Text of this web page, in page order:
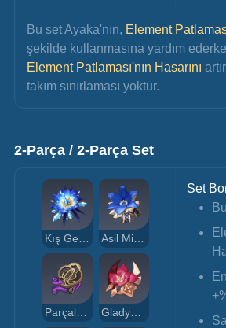
Bu set Ayaka'nın, Element
şekilde kullanmasına yardım
Element Patlaması'nın Hasarını
takım sınırlaması yoktur.
2-Parça / 2-Parça Set
Set